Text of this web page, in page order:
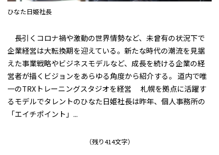
ひなた日姫社長
長引くコロナ禍や激動の世界情勢など、未曾有の状況下で
企業経営は大転換期を迎えている。新たな時代の潮流を見据
えた事業戦略やビジネスモデルなど、成長を続ける企業の経
営者が描くビジョンをあらゆる角度から紹介する。 道内で唯
一のTRXトレーニングスタジオを経営 札幌を拠点に活躍す
るモデルでタレントのひなた日姫社長は昨年、個人事務所の
「エイチポイント」...
（残り414文字）